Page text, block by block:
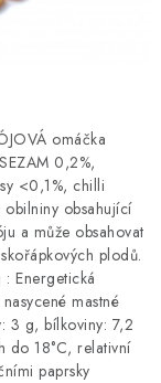
DRŤ
omáčka
0,2%,
<0,1%, chilli
obsahující
a může obsahovat
plodů.
Energetická
mastné
3 g, bílkoviny: 7,2
do 18°C, relativní
paprsky